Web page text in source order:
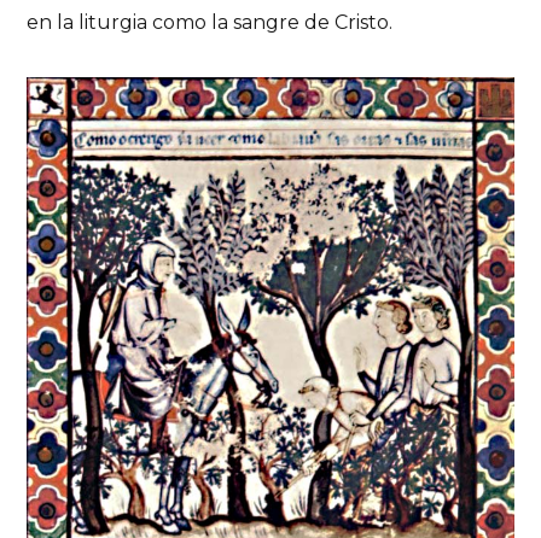
en la liturgia como la sangre de Cristo.